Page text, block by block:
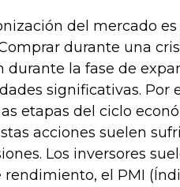
del mercado
durante una
durante la fase de
significativas. Por
etapas del ciclo
acciones suelen
Los inversores
rendimiento, el PMI